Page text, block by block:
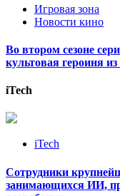
Игровая зона
Новости кино
Во втором сезоне
культовая героиня
iTech
iTech
Сотрудники
занимающихся ИИ,